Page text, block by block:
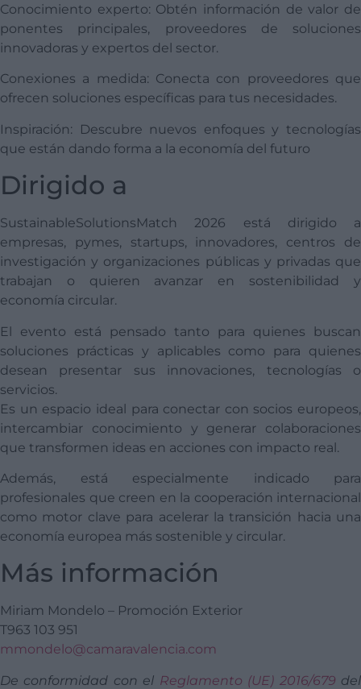
Conocimiento experto: Obtén información de valor de
ponentes principales, proveedores de soluciones
innovadoras y expertos del sector.
Conexiones a medida: Conecta con proveedores que
ofrecen soluciones específicas para tus necesidades.
Inspiración: Descubre nuevos enfoques y tecnologías
que están dando forma a la economía del futuro
Dirigido a
SustainableSolutionsMatch 2026 está dirigido a
empresas, pymes, startups, innovadores, centros de
investigación y organizaciones públicas y privadas que
trabajan o quieren avanzar en sostenibilidad y
economía circular.
El evento está pensado tanto para quienes buscan
soluciones prácticas y aplicables como para quienes
desean presentar sus innovaciones, tecnologías o
servicios.
Es un espacio ideal para conectar con socios europeos,
intercambiar conocimiento y generar colaboraciones
que transformen ideas en acciones con impacto real.
Además, está especialmente indicado para
profesionales que creen en la cooperación internacional
como motor clave para acelerar la transición hacia una
economía europea más sostenible y circular.
Más información
Miriam Mondelo – Promoción Exterior
T963 103 951
mmondelo@camaravalencia.com
De conformidad con el Reglamento (UE) 2016/679 del